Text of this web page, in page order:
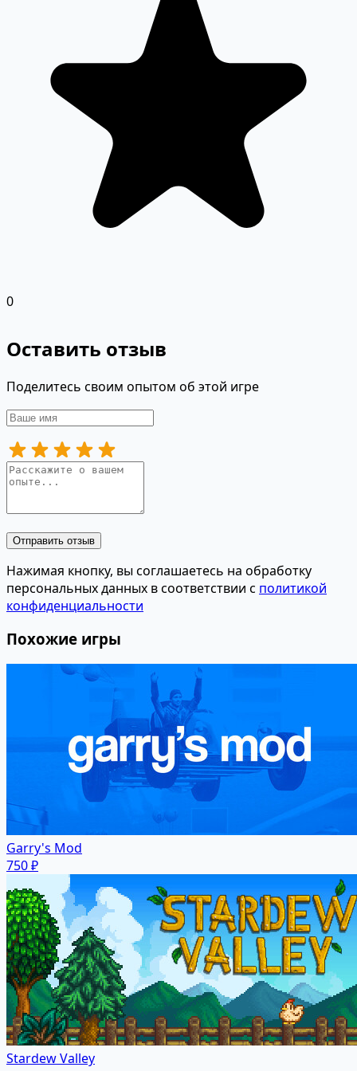
0
Оставить отзыв
Поделитесь своим опытом об этой игре
Отправить отзыв
Нажимая кнопку, вы соглашаетесь на обработку
персональных данных в соответствии с политикой
конфиденциальности
Похожие игры
Garry's Mod
750 ₽
Stardew Valley